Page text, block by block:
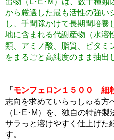
から厳選した最も活性の強い
し、手間隙かけて長期間培
地に含まれる代謝産物（水溶
類、アミノ酸、脂質、ビタミ
をまるごと高純度のまま抽出
「 モンフェロン１５００ 細
志向を求めていらっしゅる方
（L･E･M）を、独自の特許
サラっと溶けやすく仕上げた
す。